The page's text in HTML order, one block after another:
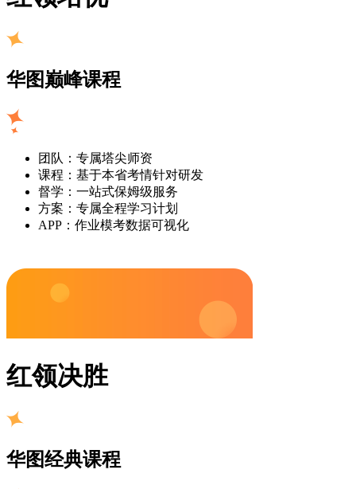
华图巅峰课程
团队：专属塔尖师资
课程：基于本省考情针对研发
督学：一站式保姆级服务
方案：专属全程学习计划
APP：作业模考数据可视化
红领决胜
华图经典课程